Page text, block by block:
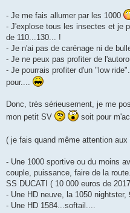
- Je me fais allumer par les 1000
- J'explose tous les insectes et je
de 110...130... !
- Je n'ai pas de carénage ni de
- Je ne peux pas profiter de
- Je pourrais profiter d'un "low
pour....
Donc, très sérieusement, je me
mon petit SV
soit pour
( je fais quand même attention aux
- Une 1000 sportive ou du moins
couple, puissance, faire de la
SS DUCATI ( 10 000 euros de
- Une HD neuve, la 1050
- Une HD 1584...softail....